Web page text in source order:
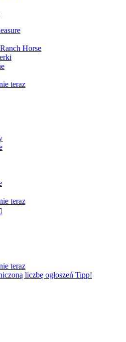
Horse
teraz
teraz
teraz
liczbę ogłoszeń Tipp!